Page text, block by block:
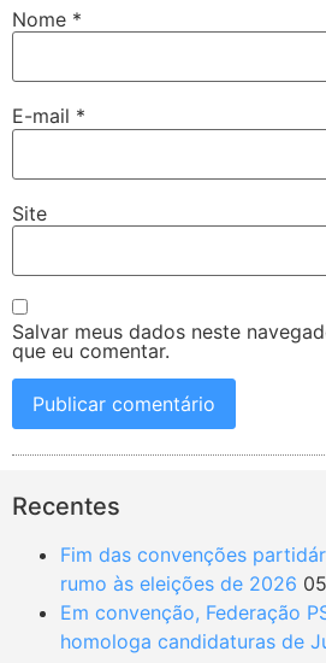
Nome *
E-mail *
Site
Salvar meus dados neste
que eu comentar.
Recentes
Fim das convenções
rumo às eleições de 2026
Em convenção, Federação
homologa candidaturas de